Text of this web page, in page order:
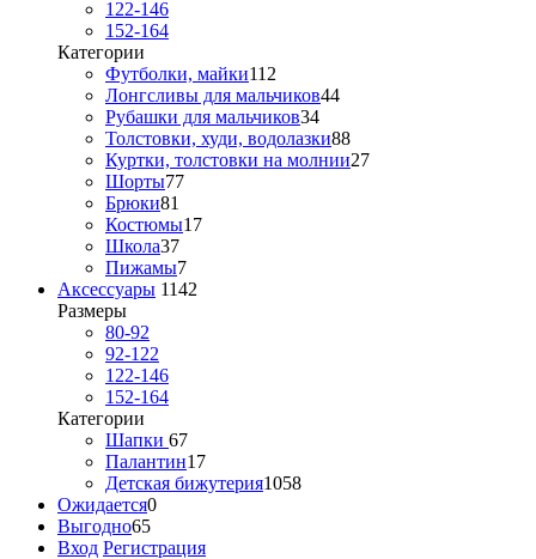
122-146
152-164
Категории
Футболки, майки112
Лонгсливы для мальчиков44
Рубашки для мальчиков34
Толстовки, худи, водолазки88
Куртки, толстовки на молнии27
Шорты77
Брюки81
Костюмы17
Школа37
Пижамы7
Аксессуары 1142
Размеры
80-92
92-122
122-146
152-164
Категории
Шапки 67
Палантин17
Детская бижутерия1058
Ожидается0
Выгодно65
Вход Регистрация